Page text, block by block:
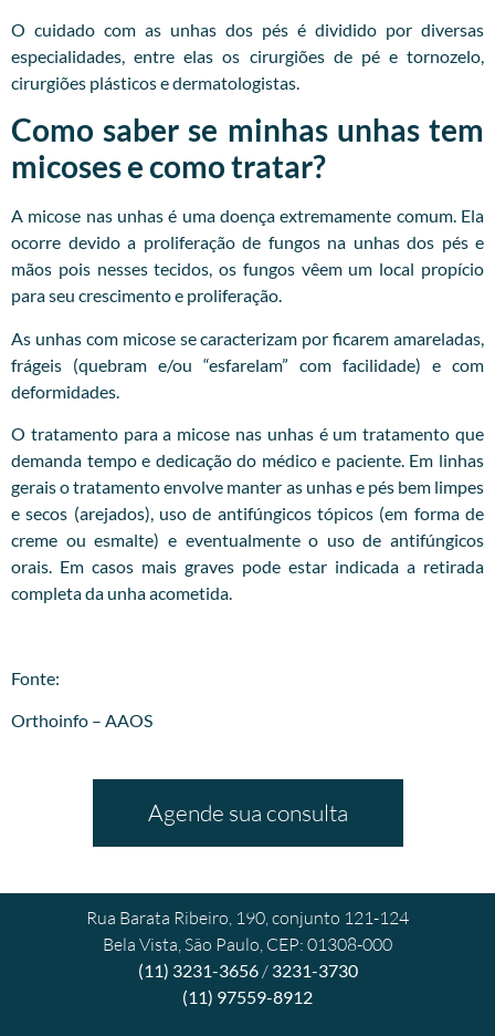
O cuidado com as unhas dos pés é dividido por diversas
especialidades, entre elas os cirurgiões de pé e tornozelo,
cirurgiões plásticos e dermatologistas.
Como saber se minhas unhas tem
micoses e como tratar?
A micose nas unhas é uma doença extremamente comum. Ela
ocorre devido a proliferação de fungos na unhas dos pés e
mãos pois nesses tecidos, os fungos vêem um local propício
para seu crescimento e proliferação.
As unhas com micose se caracterizam por ficarem amareladas,
frágeis (quebram e/ou “esfarelam” com facilidade) e com
deformidades.
O tratamento para a micose nas unhas é um tratamento que
demanda tempo e dedicação do médico e paciente. Em linhas
gerais o tratamento envolve manter as unhas e pés bem limpes
e secos (arejados), uso de antifúngicos tópicos (em forma de
creme ou esmalte) e eventualmente o uso de antifúngicos
orais. Em casos mais graves pode estar indicada a retirada
completa da unha acometida.
Fonte:
Orthoinfo – AAOS
Agende sua consulta
Rua Barata Ribeiro, 190, conjunto 121-124
Bela Vista, São Paulo, CEP: 01308-000
(11) 3231-3656/ 3231-3730
(11) 97559-8912